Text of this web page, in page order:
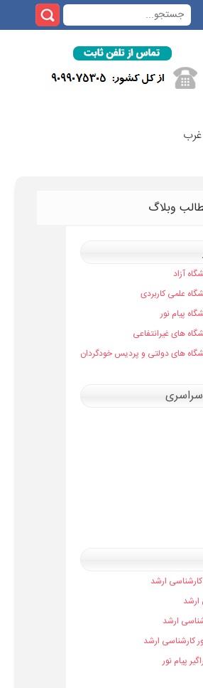
وبلاگ
آزاد
علمی کاربردی
پیام نور
های غیرانتفاعی
های دولتی و پردیس خودگردان
سراسری
ارشد
ارشد
ارشد
کارشناسی ارشد
پیام نور